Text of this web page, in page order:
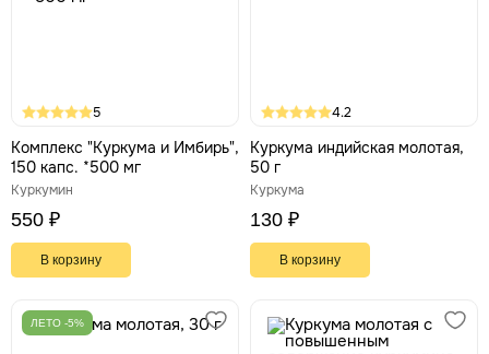
5
Комплекс "Куркума и Имбирь",
150 капс. *500 мг
Куркумин
550 ₽
В корзину
4.2
Куркума индийская молотая,
50 г
Куркума
130 ₽
В корзину
ЛЕТО -5%